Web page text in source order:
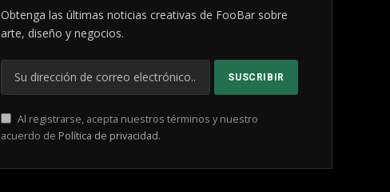
Obtenga las últimas noticias creativas de FooBar sobre
arte, diseño y negocios.
Al registrarse, acepta nuestros términos y nuestro
acuerdo de Política de privacidad.